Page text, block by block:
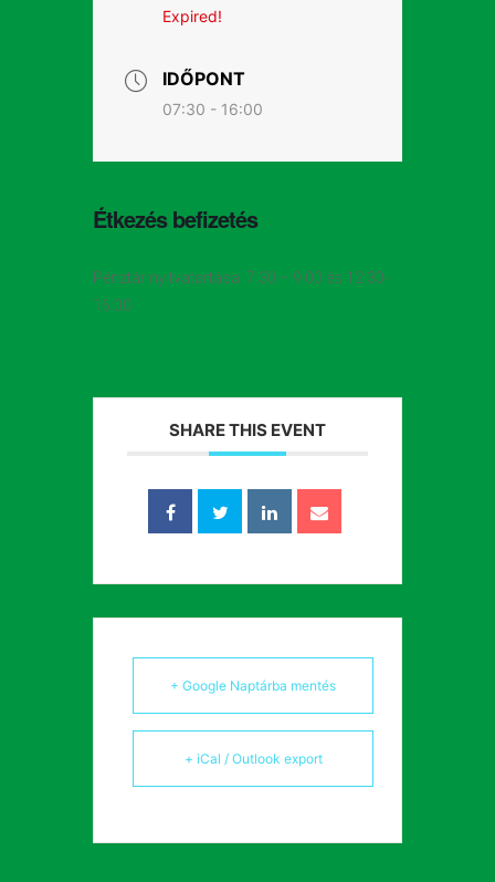
Expired!
IDŐPONT
07:30 - 16:00
Étkezés befizetés
Pénztár nyitvatartása: 7:30 – 9:00 és 12:30-
16:00
SHARE THIS EVENT
+ Google Naptárba mentés
+ iCal / Outlook export